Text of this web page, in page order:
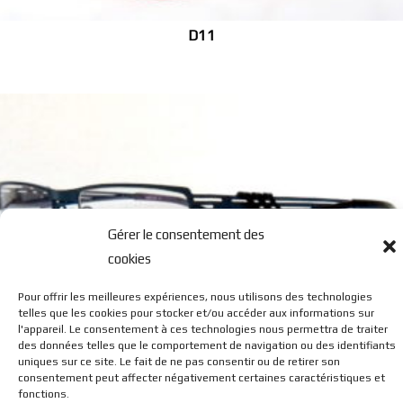
Gérer le consentement des
cookies
Pour offrir les meilleures expériences, nous utilisons des technologies
telles que les cookies pour stocker et/ou accéder aux informations sur
l'appareil. Le consentement à ces technologies nous permettra de traiter
des données telles que le comportement de navigation ou des identifiants
uniques sur ce site. Le fait de ne pas consentir ou de retirer son
consentement peut affecter négativement certaines caractéristiques et
fonctions.
D11
G2